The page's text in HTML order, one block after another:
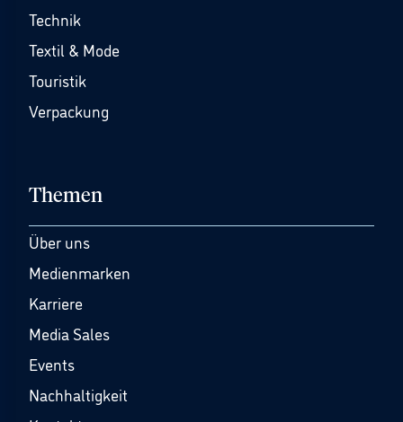
Technik
Textil & Mode
Touristik
Verpackung
Themen
Über uns
Medienmarken
Karriere
Media Sales
Events
Nachhaltigkeit